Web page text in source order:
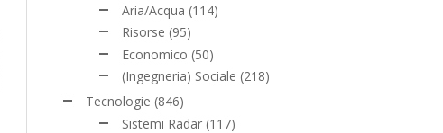
Aria/Acqua (114)
Risorse (95)
Economico (50)
(Ingegneria) Sociale (218)
Tecnologie (846)
Sistemi Radar (117)